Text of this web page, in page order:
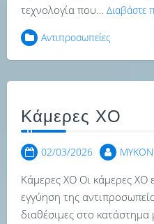
τεχνολογία που… Διαβάστε
Αντιπροσωπείες
Κάμερες XO
02/03/2026
Κάμερες XO Οι κάμερες XO
εγγύηση της
διαθέσιμες στο κατάστημα